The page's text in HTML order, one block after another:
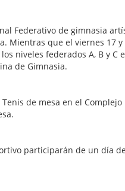
Federativo de gimnasia
Mientras que el viernes 17 y
niveles federados A, B y C
de Gimnasia.
de mesa en el Complejo
participarán de un día de